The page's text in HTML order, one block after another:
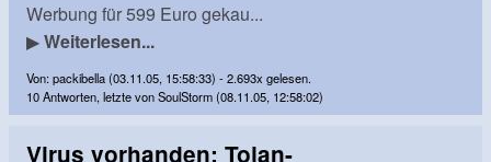
Werbung für 599 Euro gekau...
▶Weiterlesen...
Von: packibella (03.11.05, 15:58:33) - 2.693x gelesen.
10 Antworten, letzte von SoulStorm (08.11.05, 12:58:02)
Virus vorhanden: Tojan-